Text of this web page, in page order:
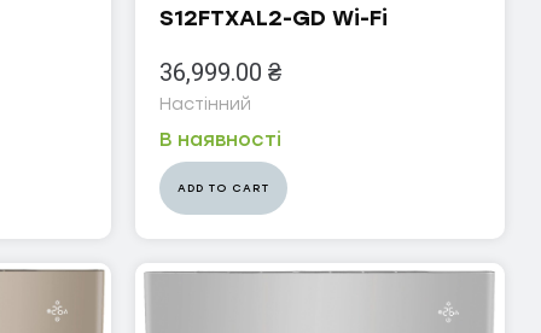
В наявності
S12FTXAL2-GD Wi-Fi
36,999.00 ₴
Настінний
ADD TO CART